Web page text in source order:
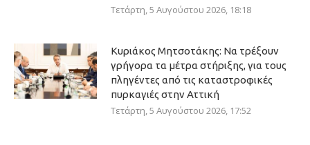
Τετάρτη, 5 Αυγούστου 2026, 18:18
Κυριάκος Μητσοτάκης: Να τρέξουν
γρήγορα τα μέτρα στήριξης, για τους
πληγέντες από τις καταστροφικές
πυρκαγιές στην Αττική
Τετάρτη, 5 Αυγούστου 2026, 17:52